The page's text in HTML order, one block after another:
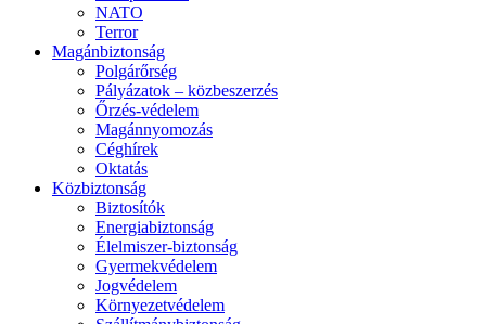
NATO
Terror
Magánbiztonság
Polgárőrség
Pályázatok – közbeszerzés
Őrzés-védelem
Magánnyomozás
Céghírek
Oktatás
Közbiztonság
Biztosítók
Energiabiztonság
Élelmiszer-biztonság
Gyermekvédelem
Jogvédelem
Környezetvédelem